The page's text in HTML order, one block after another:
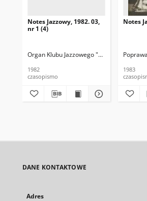
Notes Jazzowy, 1982. 03,
nr 1 (4)
Organ Klubu Jazzowego "Rotunda"
1982
czasopismo
Notes
1983
DANE KONTAKTOWE
Adres